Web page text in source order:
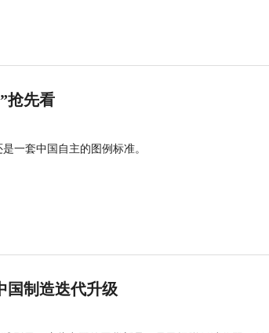
抢先看
一套中国自主的图例标准。
国制造迭代升级